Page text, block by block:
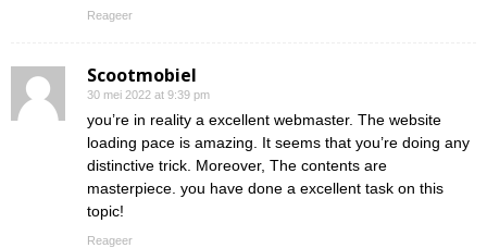
Reageer
Scootmobiel
30 mei 2022 at 9:39 pm
you’re in reality a excellent webmaster. The website
loading pace is amazing. It seems that you’re doing any
distinctive trick. Moreover, The contents are
masterpiece. you have done a excellent task on this
topic!
Reageer